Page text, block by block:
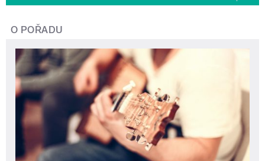
O POŘADU